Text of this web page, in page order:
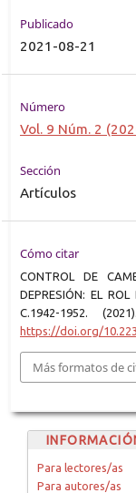
Publicado
2021-08-21
Número
Vol. 9 Núm. 2
Sección
Artículos
Cómo citar
CONTROL DE
DEPRESIÓN: EL
C.1942-1952.
https://doi.org/
Más formatos de
Para lectores/as
Para autores/as